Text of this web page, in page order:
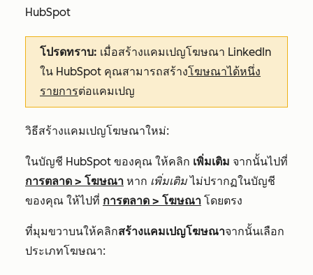
HubSpot
โปรดทราบ: เมื่อสร้างแคมเปญโฆษณา LinkedIn
ใน HubSpot คุณสามารถสร้างโฆษณาได้หนึ่ง
รายการต่อแคมเปญ
วิธีสร้างแคมเปญโฆษณาใหม่:
ในบัญชี HubSpot ของคุณ ให้คลิก เพิ่มเติม จากนั้นไปที่
การตลาด > โฆษณา หาก เพิ่มเติมไม่ปรากฏในบัญชี
ของคุณ ให้ไปที่ การตลาด > โฆษณา โดยตรง
ที่มุมขวาบนให้คลิกสร้างแคมเปญโฆษณาจากนั้นเลือก
ประเภทโฆษณา: